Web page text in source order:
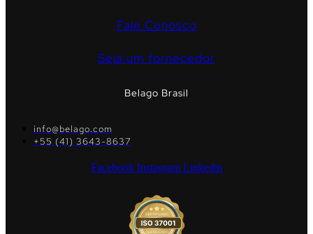
Fale Conosco
Seja um fornecedor
Belago Brasil
info@belago.com
+55 (41) 3643-8637
Facebook Instagram Linkedin